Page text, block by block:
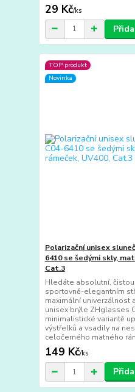
29 Kč/ks
TOP produkt
Novinka
Polarizační unisex
6410 se šedými skly,
Cat.3
Hledáte absolutní,
sportovně-elegantním
maximální univerzálnost
unisex brýle ZHglasses
minimalistické variantě
výstřelků a vsadily na
celočerného matného
149 Kč/ks